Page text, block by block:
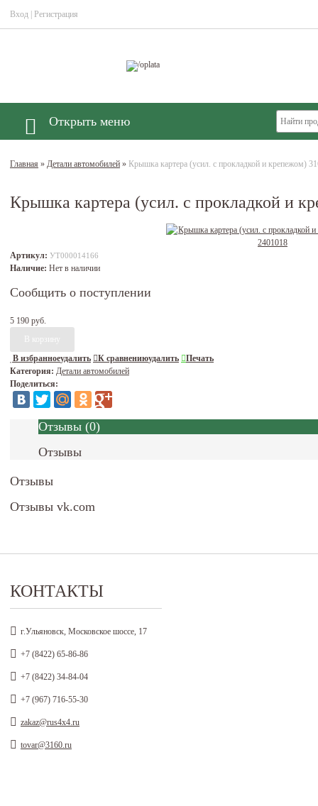
Вход Регистрация
Открыть меню
Главная » Детали автомобилей » Крышка картера (усил. с прокладкой и крепежом)
Крышка картера (усил. с прокладкой и
Артикул: УТ000014166
Наличие: Нет в наличии
Сообщить о поступлении
5 190 руб.
В избранноеудалить К сравнениюудалить
Печать
Категория: Детали автомобилей
Поделиться:
Отзывы (0)
Отзывы
Отзывы
Отзывы vk.com
КОНТАКТЫ
г.Ульяновск, Московское шоссе, 17
+7 (8422) 65-86-86
+7 (8422) 34-84-04
+7 (967) 716-55-30
zakaz@rus4x4.ru
tovar@3160.ru